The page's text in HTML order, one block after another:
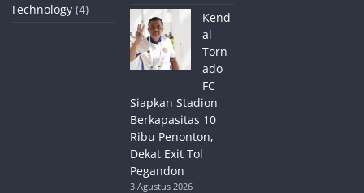
Technology (4)
Kend
al
Torn
ado
FC
Siapkan Stadion
Berkapasitas 10
Ribu Penonton,
Dekat Exit Tol
Pegandon
3 Agustus 2026